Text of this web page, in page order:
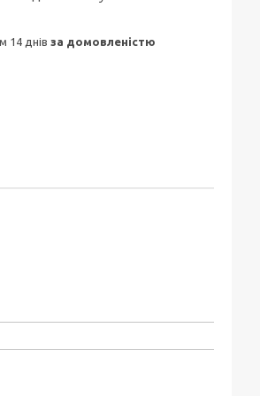
14 днів за домовленістю